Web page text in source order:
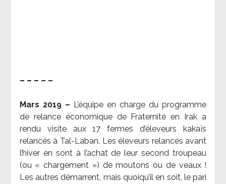
– – – – –
Mars 2019 – L’équipe en charge du programme
de relance économique de Fraternité en Irak a
rendu visite aux 17 fermes d’éleveurs kakaïs
relancés à Tal-Laban. Les éleveurs relancés avant
l’hiver en sont à l’achat de leur second troupeau
(ou « chargement ») de moutons ou de veaux !
Les autres démarrent, mais quoiqu’il en soit, le pari